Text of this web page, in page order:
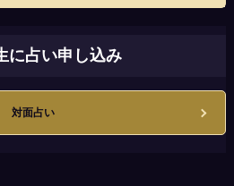
に占い申し込み
対面占い